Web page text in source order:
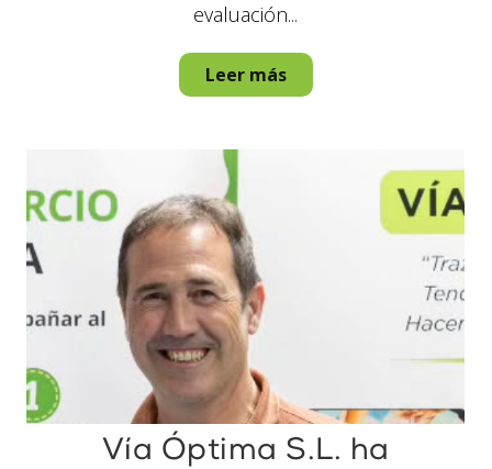
evaluación...
Leer más
Vía Óptima S.L. ha